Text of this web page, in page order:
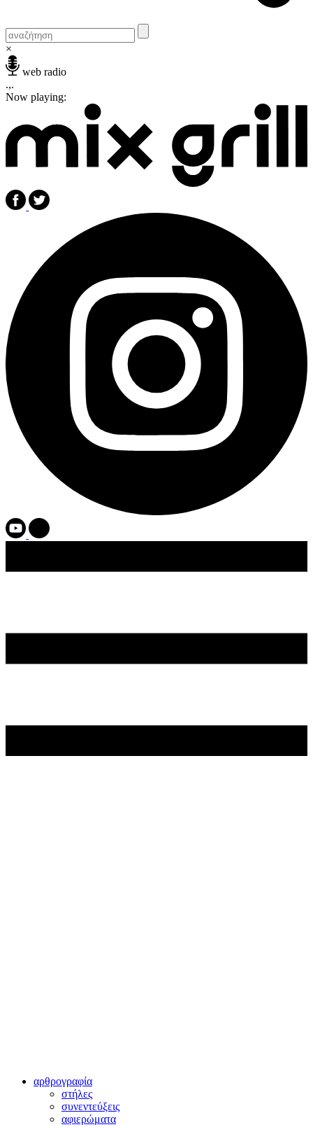
×
web radio
.,.
Now playing:
αρθρογραφία
στήλες
συνεντεύξεις
αφιερώματα